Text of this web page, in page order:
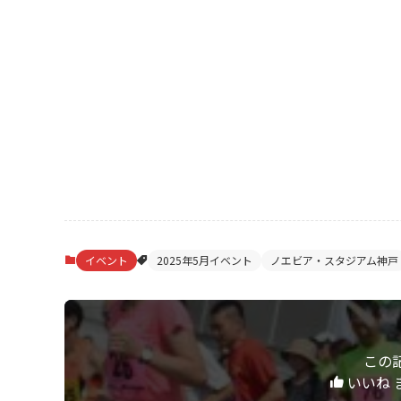
イベント 2025年5月イベント ノエビア・スタジアム神戸
この
いいね